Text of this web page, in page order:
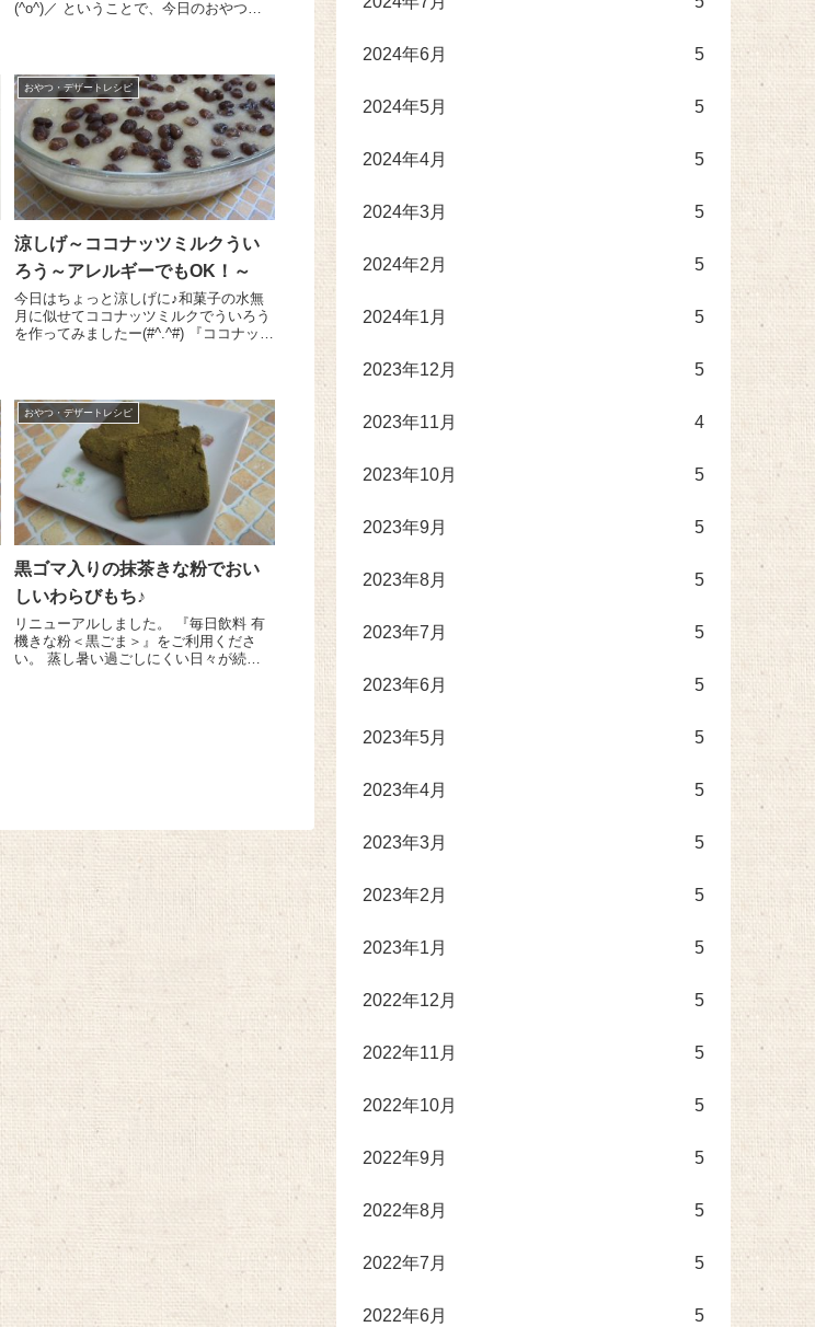
(^o^)／ ということで、今日のおやつに
も 500...
おやつ・デザートレシピ
涼しげ～ココナッツミルクうい
ろう～アレルギーでもOK！～
今日はちょっと涼しげに♪和菓子の水無
月に似せてココナッツミルクでういろう
を作ってみましたー(#^.^#) 『ココナッツ
き...
おやつ・デザートレシピ
黒ゴマ入りの抹茶きな粉でおい
しいわらびもち♪
リニューアルしました。 『毎日飲料 有
機きな粉＜黒ごま＞』をご利用くださ
い。 蒸し暑い過ごしにくい日々が続き
2024年6月 5
2024年5月 5
2024年4月 5
2024年3月 5
2024年2月 5
2024年1月 5
2023年12月 5
2023年11月 4
2023年10月 5
2023年9月 5
2023年8月 5
2023年7月 5
2023年6月 5
2023年5月 5
2023年4月 5
2023年3月 5
2023年2月 5
2023年1月 5
2022年12月 5
2022年11月 5
2022年10月 5
2022年9月 5
2022年8月 5
2022年7月 5
2022年6月 5